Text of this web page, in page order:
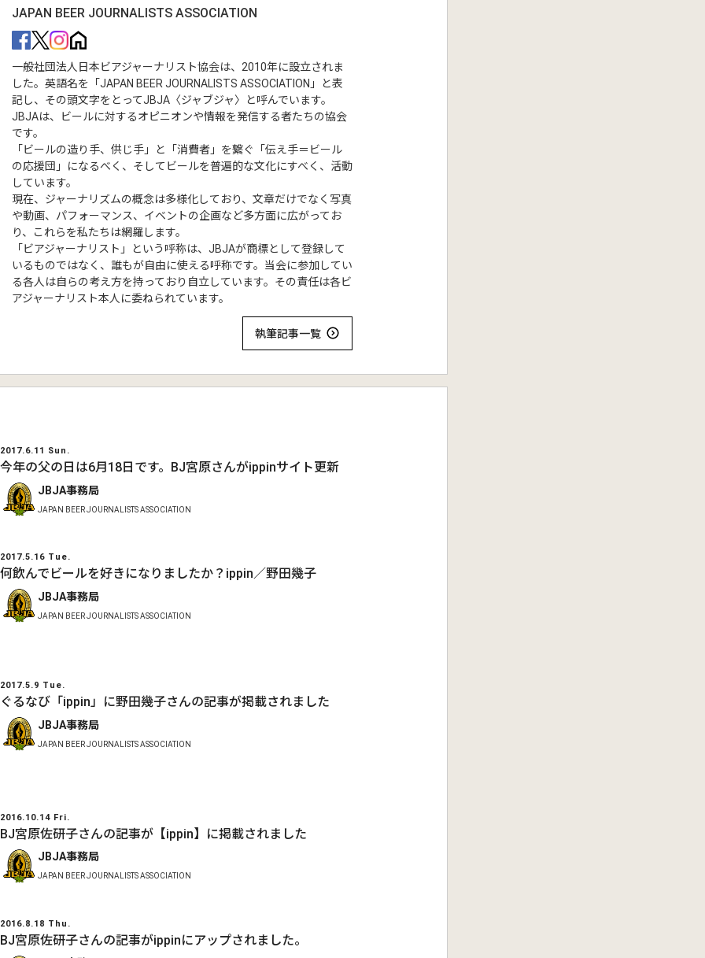
JAPAN BEER JOURNALISTS ASSOCIATION
一般社団法人日本ビアジャーナリスト協会は、2010年に設立されま
した。英語名を「JAPAN BEER JOURNALISTS ASSOCIATION」と表
記し、その頭文字をとってJBJA〈ジャブジャ〉と呼んでいます。
JBJAは、ビールに対するオピニオンや情報を発信する者たちの協会
です。
「ビールの造り手、供じ手」と「消費者」を繋ぐ「伝え手＝ビール
の応援団」になるべく、そしてビールを普遍的な文化にすべく、活動
しています。
現在、ジャーナリズムの概念は多様化しており、文章だけでなく写真
や動画、パフォーマンス、イベントの企画など多方面に広がってお
り、これらを私たちは網羅します。
「ビアジャーナリスト」という呼称は、JBJAが商標として登録して
いるものではなく、誰もが自由に使える呼称です。当会に参加してい
る各人は自らの考え方を持っており自立しています。その責任は各ビ
アジャーナリスト本人に委ねられています。
執筆記事一覧
2017.6.11 Sun.
今年の父の日は6月18日です。BJ宮原さんがippinサイト更新
JBJA事務局
JAPAN BEER JOURNALISTS ASSOCIATION
2017.5.16 Tue.
何飲んでビールを好きになりましたか？ippin／野田幾子
JBJA事務局
JAPAN BEER JOURNALISTS ASSOCIATION
2017.5.9 Tue.
ぐるなび「ippin」に野田幾子さんの記事が掲載されました
JBJA事務局
JAPAN BEER JOURNALISTS ASSOCIATION
2016.10.14 Fri.
BJ宮原佐研子さんの記事が【ippin】に掲載されました
JBJA事務局
JAPAN BEER JOURNALISTS ASSOCIATION
2016.8.18 Thu.
BJ宮原佐研子さんの記事がippinにアップされました。